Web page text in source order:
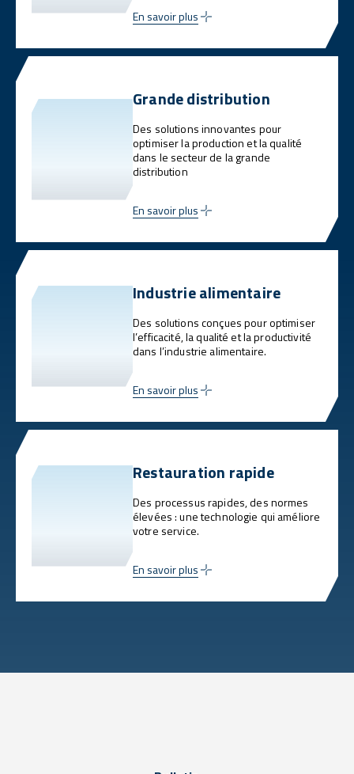
En savoir plus
Grande distribution
Des solutions innovantes pour
optimiser la production et la qualité
dans le secteur de la grande
distribution
En savoir plus
Industrie alimentaire
Des solutions conçues pour optimiser
l’efficacité, la qualité et la productivité
dans l’industrie alimentaire.
En savoir plus
Restauration rapide
Des processus rapides, des normes
élevées : une technologie qui améliore
votre service.
En savoir plus